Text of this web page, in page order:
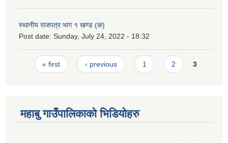
स्थानीय राजपत्र भाग १ खण्ड (क)
Post date: Sunday, July 24, 2022 - 18:32
Pages
« first ‹ previous 1 2 3
महाबु गाउँपालिकाको भिडियोहरु